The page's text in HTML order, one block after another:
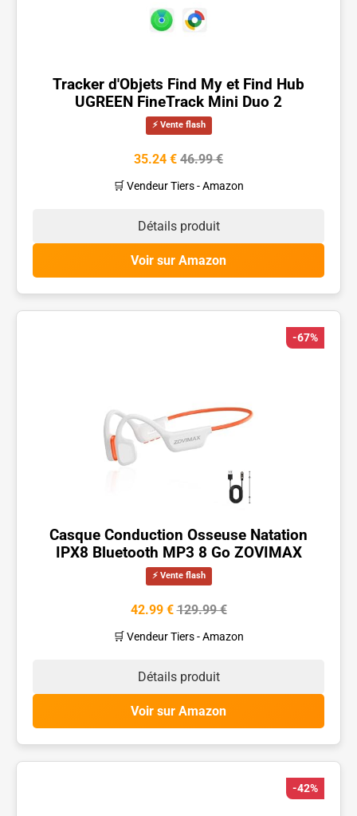
Tracker d'Objets Find My et Find Hub
UGREEN FineTrack Mini Duo 2
⚡ Vente flash
35.24 € 46.99 €
🛒 Vendeur Tiers - Amazon
Détails produit
Voir sur Amazon
-67%
Casque Conduction Osseuse Natation
IPX8 Bluetooth MP3 8 Go ZOVIMAX
⚡ Vente flash
42.99 €129.99 €
🛒 Vendeur Tiers - Amazon
Détails produit
Voir sur Amazon
-42%